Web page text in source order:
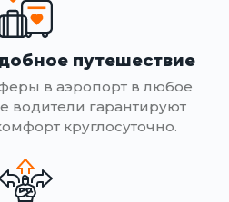
путешествие
в аэропорт в любое
водители гарантируют
круглосуточно.